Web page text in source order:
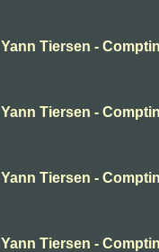
Yann Tiersen -
Yann Tiersen -
Yann Tiersen -
Yann Tiersen -